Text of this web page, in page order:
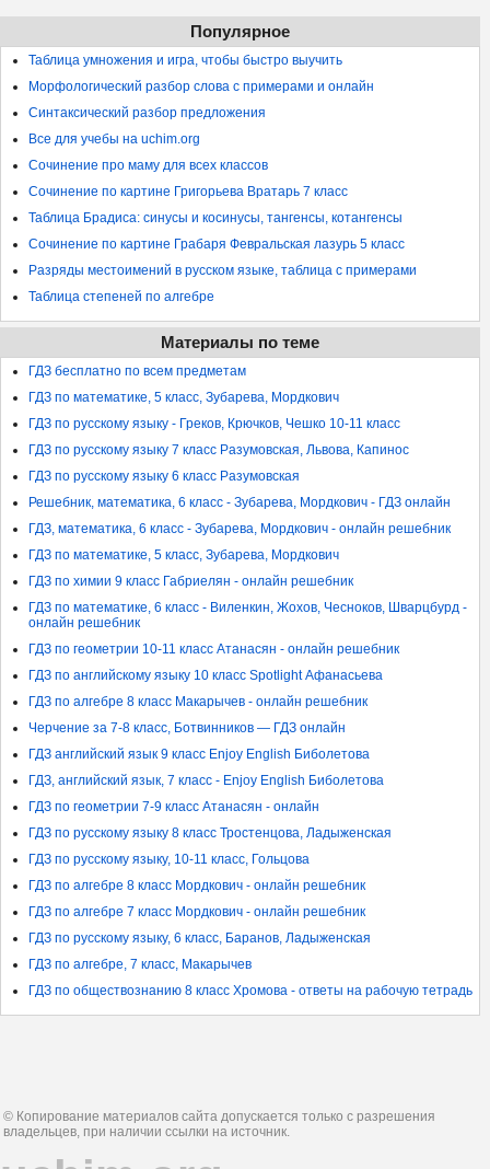
Популярное
Таблица умножения и игра, чтобы быстро выучить
Морфологический разбор слова с примерами и онлайн
Синтаксический разбор предложения
Все для учебы на uchim.org
Сочинение про маму для всех классов
Сочинение по картине Григорьева Вратарь 7 класс
Таблица Брадиса: синусы и косинусы, тангенсы, котангенсы
Сочинение по картине Грабаря Февральская лазурь 5 класс
Разряды местоимений в русском языке, таблица с примерами
Таблица степеней по алгебре
Материалы по теме
ГДЗ бесплатно по всем предметам
ГДЗ по математике, 5 класс, Зубарева, Мордкович
ГДЗ по русскому языку - Греков, Крючков, Чешко 10-11 класс
ГДЗ по русскому языку 7 класс Разумовская, Львова, Капинос
ГДЗ по русскому языку 6 класс Разумовская
Решебник, математика, 6 класс - Зубарева, Мордкович - ГДЗ онлайн
ГДЗ, математика, 6 класс - Зубарева, Мордкович - онлайн решебник
ГДЗ по математике, 5 класс, Зубарева, Мордкович
ГДЗ по химии 9 класс Габриелян - онлайн решебник
ГДЗ по математике, 6 класс - Виленкин, Жохов, Чесноков, Шварцбурд -
онлайн решебник
ГДЗ по геометрии 10-11 класс Атанасян - онлайн решебник
ГДЗ по английскому языку 10 класс Spotlight Афанасьева
ГДЗ по алгебре 8 класс Макарычев - онлайн решебник
Черчение за 7-8 класс, Ботвинников — ГДЗ онлайн
ГДЗ английский язык 9 класс Enjoy English Биболетова
ГДЗ, английский язык, 7 класс - Enjoy English Биболетова
ГДЗ по геометрии 7-9 класс Атанасян - онлайн
ГДЗ по русскому языку 8 класс Тростенцова, Ладыженская
ГДЗ по русскому языку, 10-11 класс, Гольцова
ГДЗ по алгебре 8 класс Мордкович - онлайн решебник
ГДЗ по алгебре 7 класс Мордкович - онлайн решебник
ГДЗ по русскому языку, 6 класс, Баранов, Ладыженская
ГДЗ по алгебре, 7 класс, Макарычев
ГДЗ по обществознанию 8 класс Хромова - ответы на рабочую тетрадь
© Копирование материалов сайта допускается только с разрешения
владельцев, при наличии ссылки на источник.